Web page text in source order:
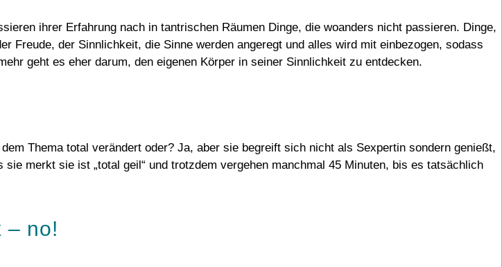
ihrer Erfahrung nach in tantrischen Räumen Dinge, die woanders nicht passieren. Dinge,
Freude, der Sinnlichkeit, die Sinne werden angeregt und alles wird mit einbezogen, sodass
geht es eher darum, den eigenen Körper in seiner Sinnlichkeit zu entdecken.
Thema total verändert oder? Ja, aber sie begreift sich nicht als Sexpertin sondern genießt,
merkt sie ist „total geil“ und trotzdem vergehen manchmal 45 Minuten, bis es tatsächlich
– no!